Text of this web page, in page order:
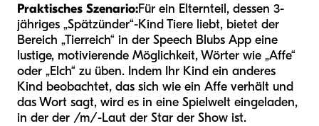
Praktisches Szenario:Für ein Elternteil, dessen 3-
jähriges „Spätzünder“-Kind Tiere liebt, bietet der
Bereich „Tierreich“ in der Speech Blubs App eine
lustige, motivierende Möglichkeit, Wörter wie „Affe“
oder „Elch“ zu üben. Indem Ihr Kind ein anderes
Kind beobachtet, das sich wie ein Affe verhält und
das Wort sagt, wird es in eine Spielwelt eingeladen,
in der der /m/-Laut der Star der Show ist.